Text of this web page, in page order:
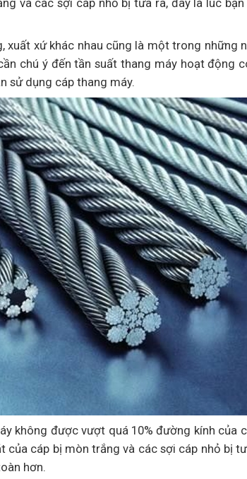
và các sợi cáp nhỏ bị tưa ra, đây là lúc
xứ khác nhau cũng là một trong những
chú ý đến tần suất thang máy hoạt động
sử dụng cáp thang máy.
không được vượt quá 10% đường kính của
cáp bị mòn trắng và các sợi cáp nhỏ bị
hơn.